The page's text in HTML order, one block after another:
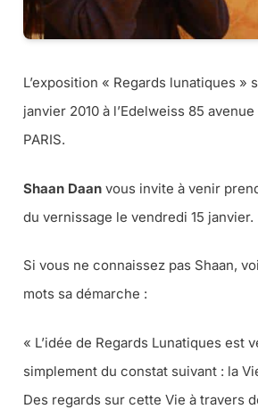
L’exposition « Regards lunatiques »
janvier 2010 à l’Edelweiss 85
PARIS.
Shaan Daan vous invite à venir
du vernissage le vendredi 15 janvier.
Si vous ne connaissez pas Shaan,
mots sa démarche :
« L’idée de Regards Lunatiques est
simplement du constat suivant : la
Des regards sur cette Vie à travers